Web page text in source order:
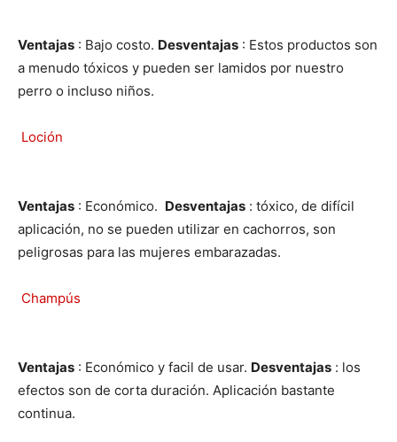
de
Ventajas : Bajo costo. Desventajas : Estos productos son
a menudo tóxicos y pueden ser lamidos por nuestro
perro o incluso niños.
Loción
Ventajas : Económico. Desventajas : tóxico, de difícil
aplicación, no se pueden utilizar en cachorros, son
peligrosas para las mujeres embarazadas.
Champús
Ventajas : Económico y facil de usar. Desventajas : los
efectos son de corta duración. Aplicación bastante
continua.